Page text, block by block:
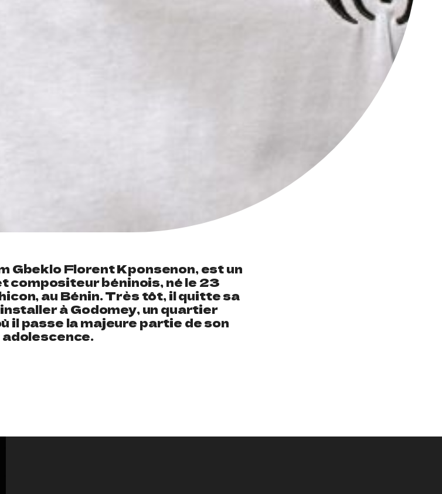
Gbeklo Florent Kponsenon, est un
compositeur béninois, né le 23
au Bénin. Très tôt, il quitte sa
à Godomey, un quartier
il passe la majeure partie de son
adolescence.